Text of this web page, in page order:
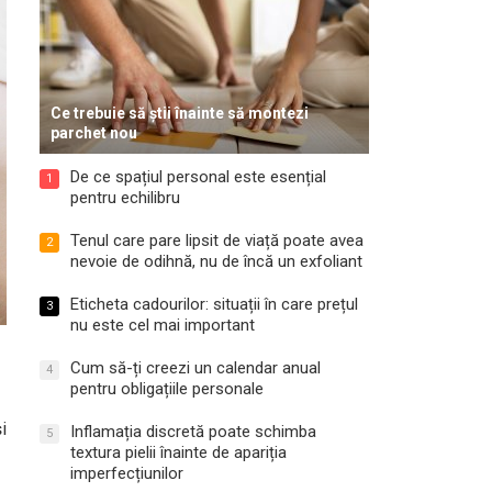
Ce trebuie să știi înainte să montezi
parchet nou
1
De ce spațiul personal este esențial
pentru echilibru
2
Tenul care pare lipsit de viață poate avea
nevoie de odihnă, nu de încă un exfoliant
3
Eticheta cadourilor: situații în care prețul
nu este cel mai important
4
Cum să-ți creezi un calendar anual
pentru obligațiile personale
5
Inflamația discretă poate schimba
textura pielii înainte de apariția
imperfecțiunilor